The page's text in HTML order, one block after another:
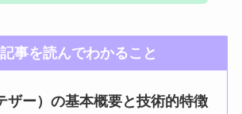
事を読んでわかること
ザー）の基本概要と技術的特徴